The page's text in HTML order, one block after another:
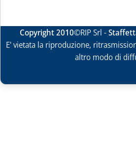
Copyright 2010©RIP Srl -
E' vietata la riproduzione,
altro modo di